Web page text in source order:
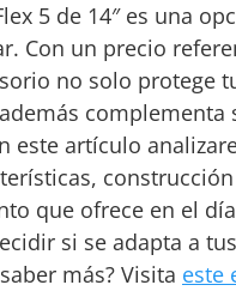
5 de 14″ es una
Con un precio
no solo protege
complementa
este artículo
que ofrece en el
si se adapta a
más? Visita este